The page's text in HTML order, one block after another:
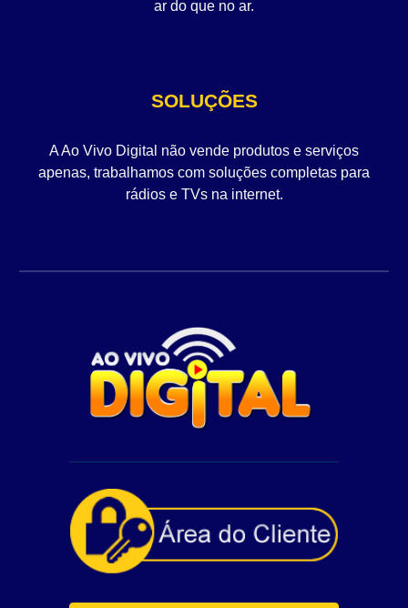
ar do que no ar.
SOLUÇÕES
A Ao Vivo Digital não vende produtos e serviços
apenas, trabalhamos com soluções completas para
rádios e TVs na internet.